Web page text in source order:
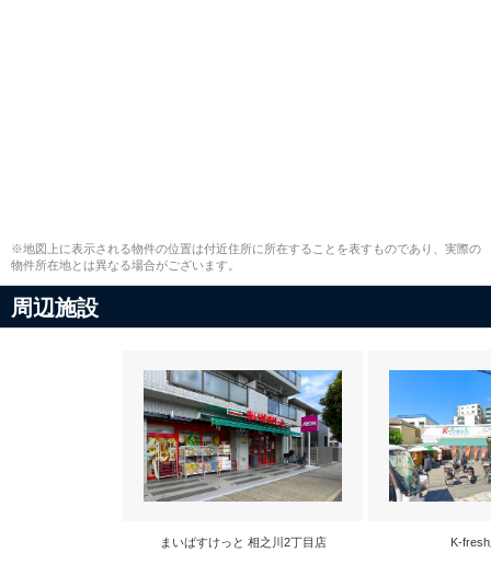
※地図上に表示される物件の位置は付近住所に所在することを表すものであり、実際の
物件所在地とは異なる場合がございます。
周辺施設
まいばすけっと 相之川2丁目店 K-